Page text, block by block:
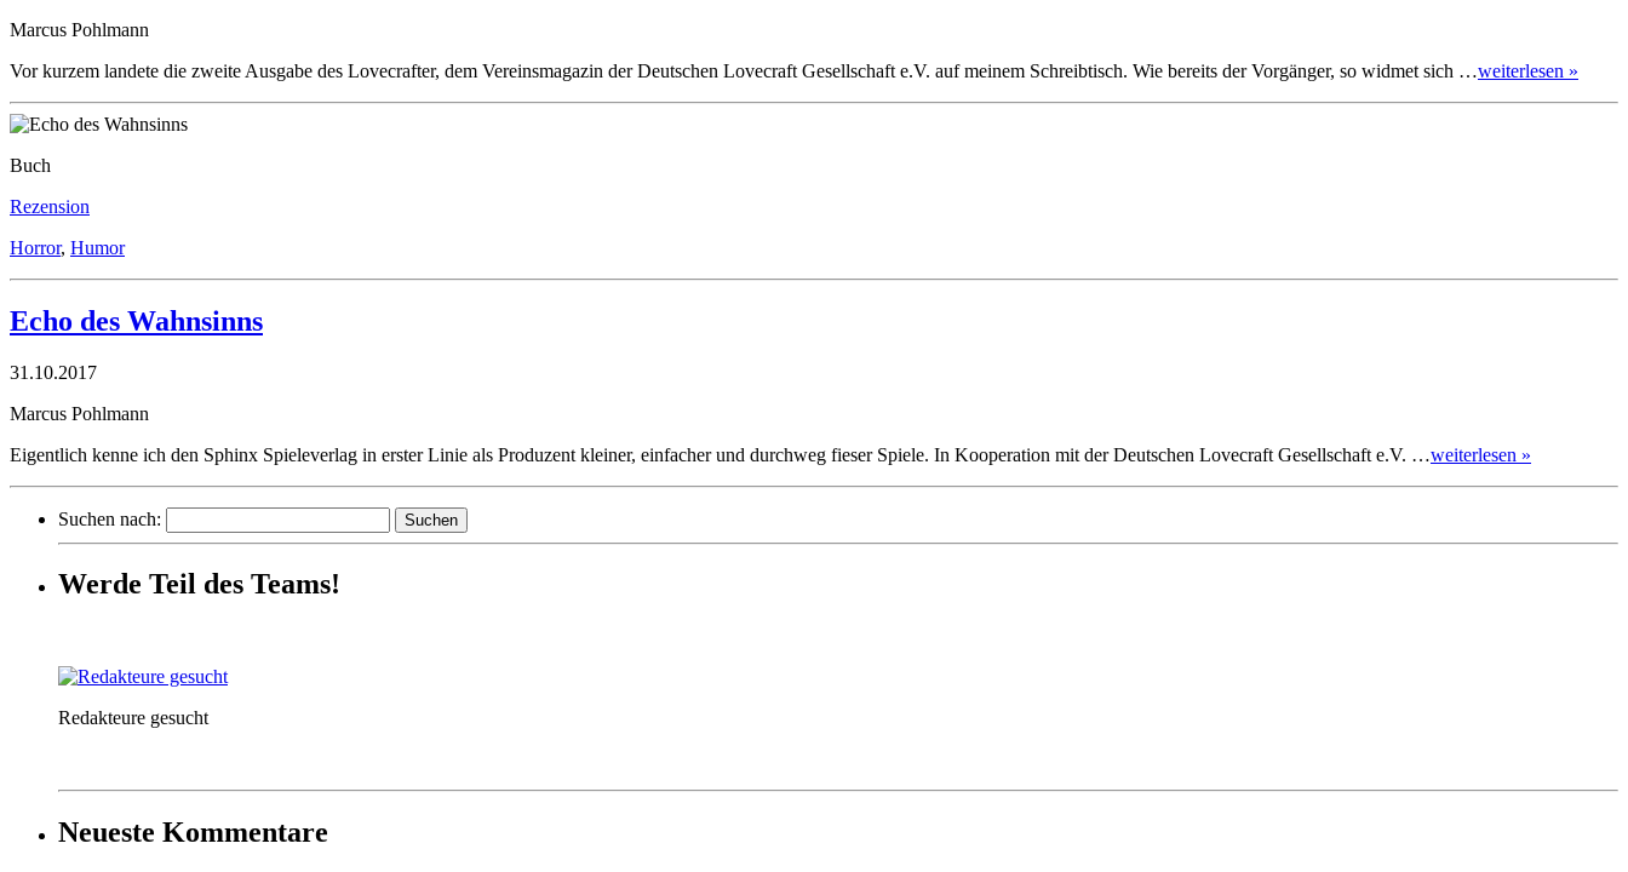
Marcus Pohlmann
Vor kurzem landete die zweite Ausgabe des Lovecrafter, dem Vereinsmagazin der Deutschen Lovecraft Gesellschaft e.V. auf meinem Schreibtisch. Wie bereits der Vorgänger, so widmet sich …weiterlesen »
Buch
Rezension
Horror, Humor
Echo des Wahnsinns
31.10.2017
Marcus Pohlmann
Eigentlich kenne ich den Sphinx Spieleverlag in erster Linie als Produzent kleiner, einfacher und durchweg fieser Spiele. In Kooperation mit der Deutschen Lovecraft Gesellschaft e.V. …weiterlesen »
Suchen nach:
Werde Teil des Teams!
Redakteure gesucht
Neueste Kommentare